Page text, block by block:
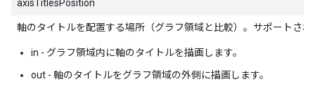
axisTitlesPosition
軸のタイトルを配置する場所（グラフ領域と比較）。サポートされ
in - グラフ領域内に軸のタイトルを描画します。
out - 軸のタイトルをグラフ領域の外側に描画します。